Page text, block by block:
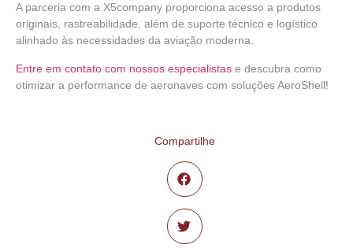
A parceria com a X5company proporciona acesso a produtos
originais, rastreabilidade, além de suporte técnico e logístico
alinhado às necessidades da aviação moderna.
Entre em contato com nossos especialistas e descubra como
otimizar a performance de aeronaves com soluções AeroShell!
Compartilhe